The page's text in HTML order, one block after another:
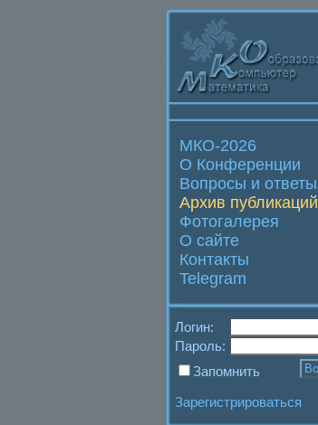
МКО-2026
О Конференции
Вопросы и ответы
Архив публикаций
Фотогалерея
О сайте
Контакты
Telegram
Логин:
Пароль:
Запомнить
Зарегистрироваться